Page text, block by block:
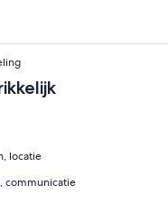
locatie
communicatie